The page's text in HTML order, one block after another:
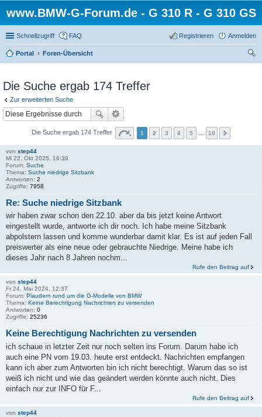
www.BMW-G-Forum.de - G 310 R - G 310 GS
Schnellzugriff FAQ Anmelden
Registrieren
Portal
Foren-Übersicht
Die Suche ergab 174 Treffer
Zur erweiterten Suche
Die Suche ergab 174 Treffer 1 2 3 4 5 18
von step44
Mi 22. Okt 2025, 16:39
Forum: Suche
Thema: Suche niedrige Sitzbank
Antworten: 2
Zugriffe: 7958
Re: Suche niedrige Sitzbank
wir haben zwar schon den 22.10. aber da bis jetzt keine Antwort
eingestellt wurde, antworte ich dir noch. Ich habe meine Sitzbank
abpolstern lassen und komme wunderbar damit klar. Es ist auf jeden Fall
preiswerter als eine neue oder gebrauchte Niedrige. Meine habe ich
dieses Jahr nach 8 Jahren nochm...
Rufe den Beitrag auf
von step44
Fr 24. Mai 2024, 12:37
Forum: Plaudern rund um die G-Modelle von BMW
Thema: Keine Berechtigung Nachrichten zu versenden
Antworten: 0
Zugriffe: 25236
Keine Berechtigung Nachrichten zu versenden
ich schaue in letzter Zeit nur noch selten ins Forum. Darum habe ich
auch eine PN vom 19.03. heute erst entdeckt. Nachrichten empfangen
kann ich aber zum Antworten bin ich nicht berechtigt. Warum das so ist
weiß ich nicht und wie das geändert werden könnte auch nicht. Dies
einfach nur zur INFO für F...
Rufe den Beitrag auf
von step44